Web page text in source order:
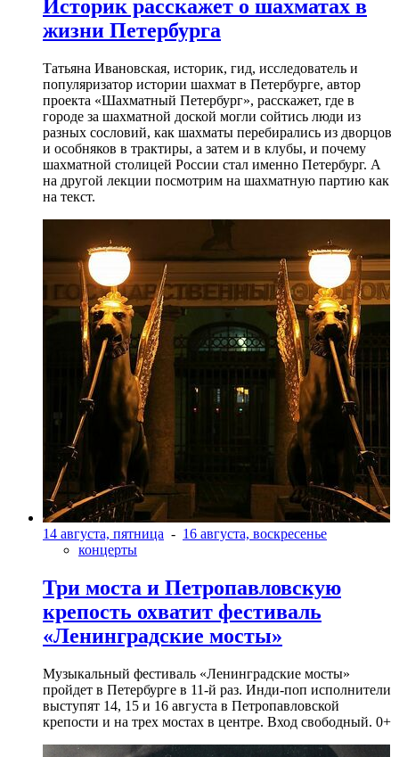
Историк расскажет о шахматах в
жизни Петербурга
Татьяна Ивановская, историк, гид, исследователь и
популяризатор истории шахмат в Петербурге, автор
проекта «Шахматный Петербург», расскажет, где в
городе за шахматной доской могли сойтись люди из
разных сословий, как шахматы перебирались из дворцов
и особняков в трактиры, а затем и в клубы, и почему
шахматной столицей России стал именно Петербург. А
на другой лекции посмотрим на шахматную партию как
на текст.
14 августа, пятница - 16 августа, воскресенье
концерты
Три моста и Петропавловскую
крепость охватит фестиваль
«Ленинградские мосты»
Музыкальный фестиваль «Ленинградские мосты»
пройдет в Петербурге в 11-й раз. Инди-поп исполнители
выступят 14, 15 и 16 августа в Петропавловской
крепости и на трех мостах в центре. Вход свободный. 0+